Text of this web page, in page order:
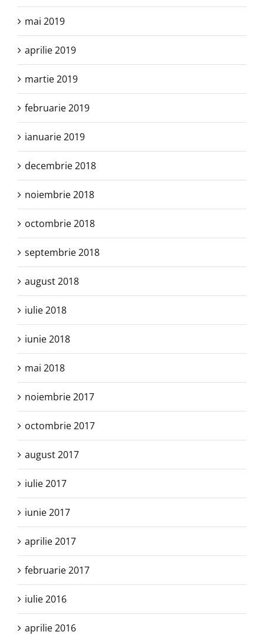
mai 2019
aprilie 2019
martie 2019
februarie 2019
ianuarie 2019
decembrie 2018
noiembrie 2018
octombrie 2018
septembrie 2018
august 2018
iulie 2018
iunie 2018
mai 2018
noiembrie 2017
octombrie 2017
august 2017
iulie 2017
iunie 2017
aprilie 2017
februarie 2017
iulie 2016
aprilie 2016